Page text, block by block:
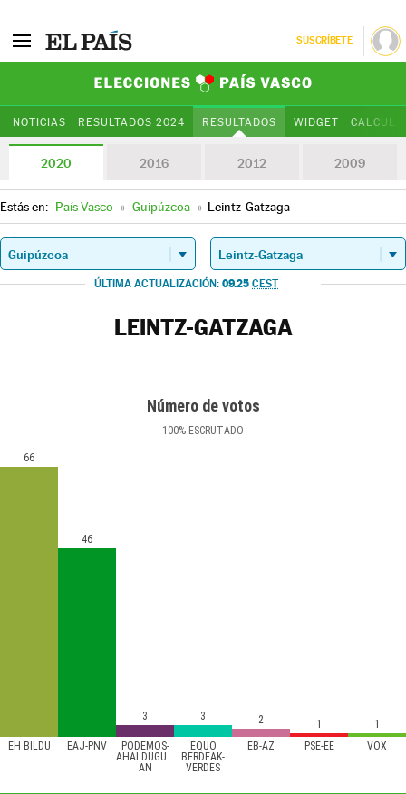
SUSCRÍBETE
NOTICIAS RESULTADOS 2024 RESULTADOS WIDGET
2020 2016 2012 2009
Estás en: País Vasco » Guipúzcoa » Leintz-Gatzaga
ÚLTIMA ACTUALIZACIÓN: 09.25 CEST
LEINTZ-GATZAGA
Número de votos
100% ESCRUTADO
EH BILDU EAJ-PNV
PODEMOS-
AHALDUGU/EZKER
AN
EQUO
BERDEAK-
VERDES
EB-AZ PSE-EE VOX
66
46
3 3 2 1 1